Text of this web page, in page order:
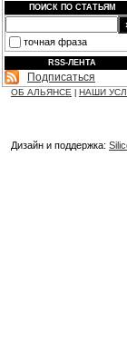
ПОИСК ПО СТАТЬЯМ
точная фраза
RSS-ЛЕНТА
Подписаться
ОБ АЛЬЯНСЕ НАШИ
Дизайн и поддержка: